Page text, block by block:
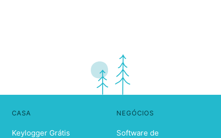
CASA
Keylogger Grátis
NEGÓCIOS
Software de